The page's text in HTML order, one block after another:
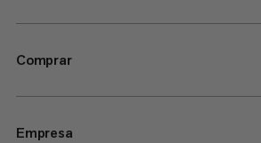
Comprar
Empresa